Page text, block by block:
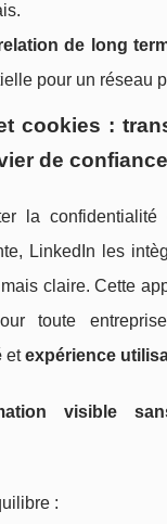
de long
pour un réseau
cookies :
de confiance
la confidentialité
LinkedIn les
claire. Cette
toute
etexpérience
visible
: